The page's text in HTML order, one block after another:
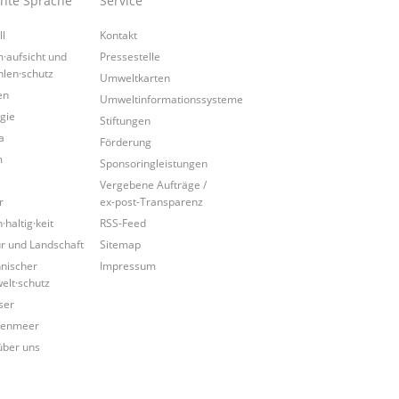
und
und Landschaft
uns
Kontakt
Pressestelle
Umweltkarten
Umweltinformationssysteme
Stiftungen
Förderung
Sponsoringleistungen
Vergebene Aufträge /
ex-post-Transparenz
RSS-Feed
Sitemap
Impressum